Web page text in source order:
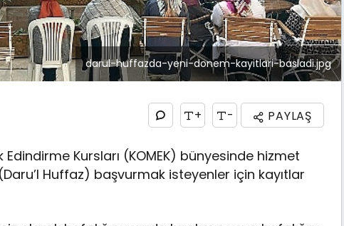
darul-huffazda-yeni-donem-kayitlari-basladi.jpg
+ - PAYLAŞ
Kursları (KOMEK) bünyesinde hizmet
Huffaz) başvurmak isteyenler için kayıtlar